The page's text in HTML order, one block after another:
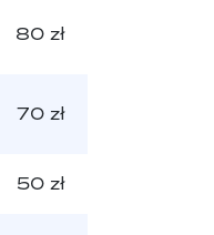
80 zł
70 zł
50 zł